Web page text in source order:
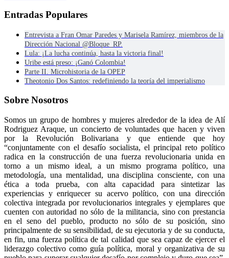
Entradas Populares
Entrevista a Fran Omar Paredes y Marisela Ramírez, miembros de la
Dirección Nacional @Bloque_RP.
Lula: ¡La lucha continúa, hasta la victoria final!
Uribe está preso: ¡Ganó Colombia!
Parte II. Microhistoria de la OPEP
Theotonio Dos Santos: redefiniendo la teoría del imperialismo
Sobre Nosotros
Somos un grupo de hombres y mujeres alrededor de la idea de Alí
Rodriguez Araque, un concierto de voluntades que hacen y viven
por la Revolución Bolivariana y que entiende que hoy
“conjuntamente con el desafío socialista, el principal reto político
radica en la construcción de una fuerza revolucionaria unida en
torno a un mismo ideal, a un mismo programa político, una
metodología, una mentalidad, una disciplina consciente, con una
ética a toda prueba, con alta capacidad para sintetizar las
experiencias y enriquecer su acervo político, con una dirección
colectiva integrada por revolucionarios integrales y ejemplares que
cuenten con autoridad no sólo de la militancia, sino con prestancia
en el seno del pueblo, producto no sólo de su posición, sino
principalmente de su sensibilidad, de su ejecutoria y de su conducta,
en fin, una fuerza política de tal calidad que sea capaz de ejercer el
liderazgo colectivo como guía política, moral y organizativa de su